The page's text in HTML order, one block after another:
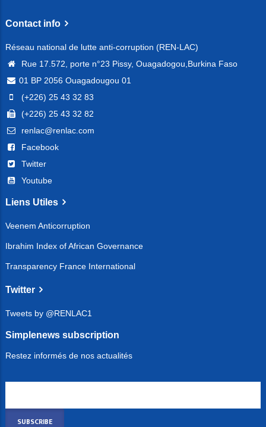
Contact info
Réseau national de lutte anti-corruption (REN-LAC)
Rue 17.572, porte n°23 Pissy, Ouagadogou,Burkina Faso
01 BP 2056 Ouagadougou 01
(+226) 25 43 32 83
(+226) 25 43 32 82
renlac@renlac.com
Facebook
Twitter
Youtube
Liens Utiles
Veenem Anticorruption
Ibrahim Index of African Governance
Transparency France International
Twitter
Tweets by @RENLAC1
Simplenews subscription
Restez informés de nos actualités